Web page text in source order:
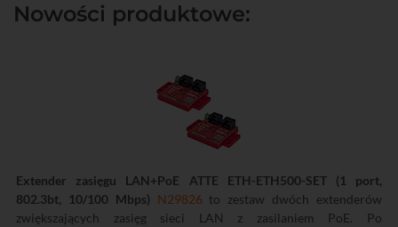
Nowości produktowe:
Extender zasięgu LAN+PoE ATTE ETH-ETH500-SET (1 port,
802.3bt, 10/100 Mbps) N29826 to zestaw dwóch extenderów
zwiększających zasięg sieci LAN z zasilaniem PoE. Po